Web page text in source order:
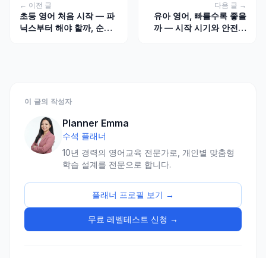
← 이전 글
초등 영어 처음 시작 — 파
닉스부터 해야 할까, 순서
다음 글 →
유아 영어, 빠를수록 좋을
까 — 시작 시기와 안전한
이 글의 작성자
Planner Emma
수석 플래너
10년 경력의 영어교육 전문가로, 개인별 맞춤형
학습 설계를 전문으로 합니다.
플래너 프로필 보기 →
무료 레벨테스트 신청 →